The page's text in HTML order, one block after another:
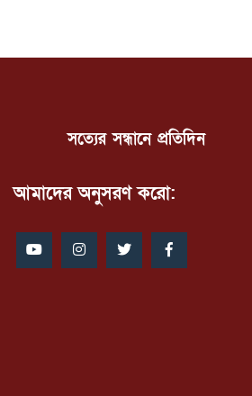
সত্যের সন্ধানে প্রতিদিন
আমাদের অনুসরণ করো: